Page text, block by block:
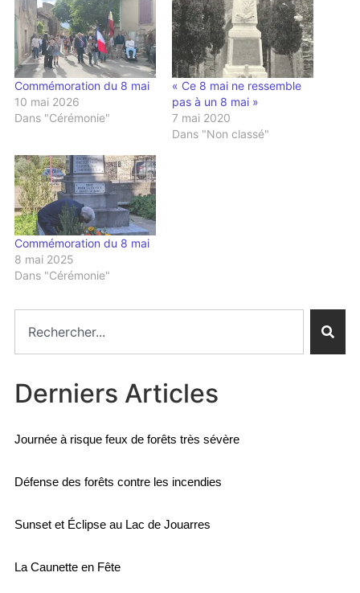
Commémoration du 8 mai
10 mai 2026
Dans "Cérémonie"
« Ce 8 mai ne ressemble
pas à un 8 mai »
7 mai 2020
Dans "Non classé"
Commémoration du 8 mai
8 mai 2025
Dans "Cérémonie"
Derniers Articles
Journée à risque feux de forêts très sévère
Défense des forêts contre les incendies
Sunset et Éclipse au Lac de Jouarres
La Caunette en Fête